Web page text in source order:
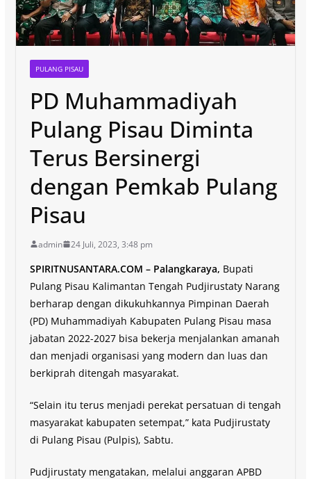
PULANG PISAU
PD Muhammadiyah
Pulang Pisau Diminta
Terus Bersinergi
dengan Pemkab Pulang
Pisau
admin 24 Juli, 2023, 3:48 pm
SPIRITNUSANTARA.COM – Palangkaraya, Bupati
Pulang Pisau Kalimantan Tengah Pudjirustaty Narang
berharap dengan dikukuhkannya Pimpinan Daerah
(PD) Muhammadiyah Kabupaten Pulang Pisau masa
jabatan 2022-2027 bisa bekerja menjalankan amanah
dan menjadi organisasi yang modern dan luas dan
berkiprah ditengah masyarakat.
“Selain itu terus menjadi perekat persatuan di tengah
masyarakat kabupaten setempat,” kata Pudjirustaty
di Pulang Pisau (Pulpis), Sabtu.
Pudjirustaty mengatakan, melalui anggaran APBD